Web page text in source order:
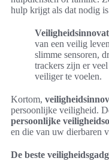
hulp krijgt als dat nodig
van een veilig
slimme sensoren,
trackers zijn er
veiliger te voelen.
Kortom,
persoonlijke veiligheid.
persoonlijke
en die van uw dierbaren
De beste